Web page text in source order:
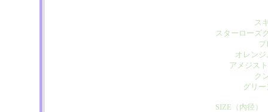
ス
スターロー
オレン
アメジス
ク
グリ
SIZE（内径